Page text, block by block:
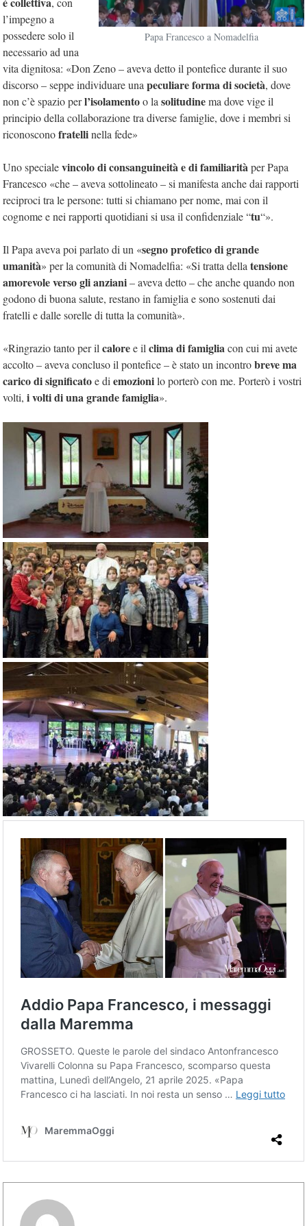
Papa Francesco a Nomadelfia
l’impegno a
possedere solo il
necessario ad una
vita dignitosa: «Don Zeno – aveva detto il pontefice durante il suo
discorso – seppe individuare una peculiare forma di società, dove
non c’è spazio perl’isolamentoo la solitudinema dove vige il
principio della collaborazione tra diverse famiglie, dove i membri si
riconosconofratellinella fede»
Uno specialevincolo di consanguineità e di familiaritàper Papa
Francesco «che – aveva sottolineato – si manifesta anche dai rapporti
reciproci tra le persone: tutti si chiamano per nome, mai con il
cognome e nei rapporti quotidiani si usa il confidenziale “tu“».
Il Papa aveva poi parlato di un «segno profetico di grande
umanità» per la comunità di Nomadelfia: «Si tratta della tensione
amorevole verso gli anziani– aveva detto – che anche quando non
godono di buona salute, restano in famiglia e sono sostenuti dai
fratelli e dalle sorelle di tutta la comunità».
«Ringrazio tanto per il caloree il clima di famigliacon cui mi avete
accolto – aveva concluso il pontefice – è stato un incontrobreve ma
carico di significatoe di emozionilo porterò con me. Porterò i vostri
volti, i volti di una grande famiglia».